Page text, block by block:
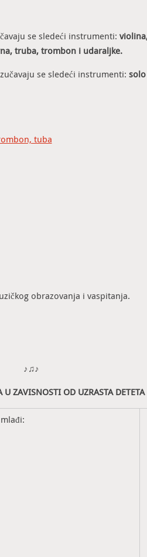
se sledeći instrumenti:
truba, trombon i udaraljke.
se sledeći instrumenti:
tuba
obrazovanja i vaspitanja.
♪♫♪
ZAVISNOSTI OD UZRASTA DETETA